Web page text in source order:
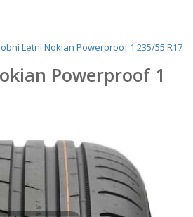
LetníNokian Powerproof 1 235/55 R17
Powerproof 1